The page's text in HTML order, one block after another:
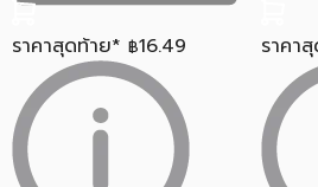
ราคาสุดท้าย* ฿16.49 ราคา